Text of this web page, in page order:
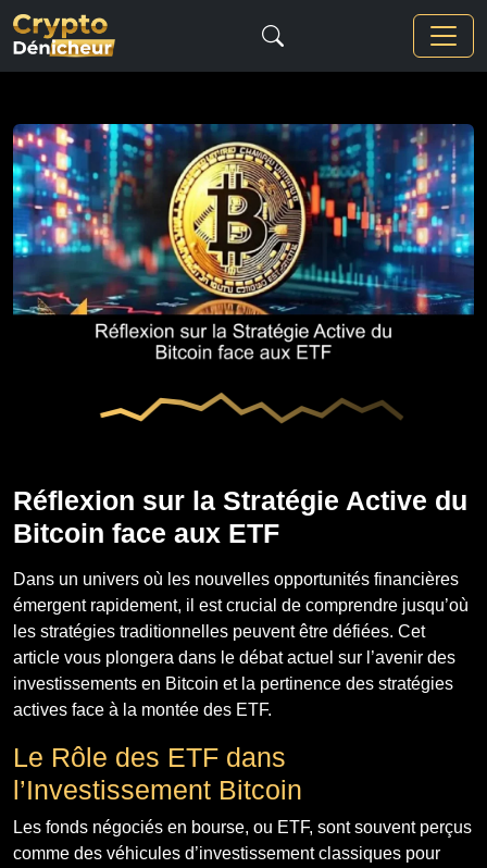
Réflexion sur la Stratégie Active du
Bitcoin face aux ETF
Dans un univers où les nouvelles opportunités financières
émergent rapidement, il est crucial de comprendre jusqu’où
les stratégies traditionnelles peuvent être défiées. Cet
article vous plongera dans le débat actuel sur l’avenir des
investissements en Bitcoin et la pertinence des stratégies
actives face à la montée des ETF.
Le Rôle des ETF dans
l’Investissement Bitcoin
Les fonds négociés en bourse, ou ETF, sont souvent perçus
comme des véhicules d’investissement classiques pour